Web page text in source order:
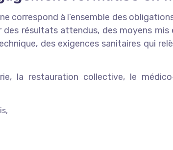
correspond à l’ensemble des
résultats attendus, des moyens
des exigences sanitaires qui
la restauration collective, le